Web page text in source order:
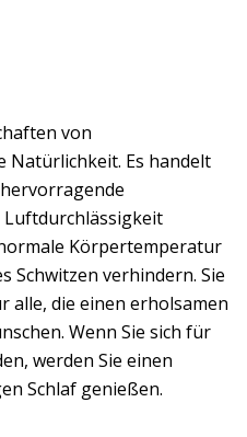
von
Natürlichkeit. Es handelt
Körpertemperatur
Schwitzen verhindern. Sie
alle, die einen erholsamen
Wenn Sie sich für
werden Sie einen
Schlaf genießen.